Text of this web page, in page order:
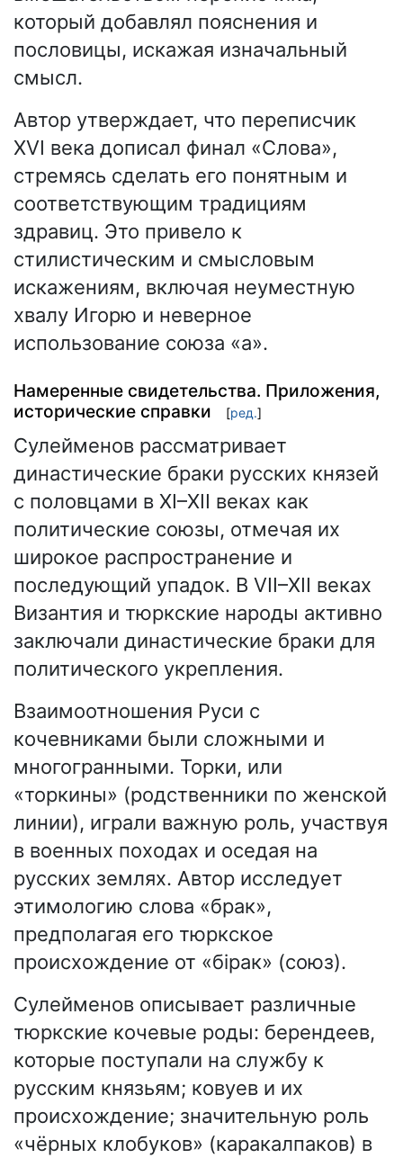
который добавлял пояснения и
пословицы, искажая изначальный
смысл.
Автор утверждает, что переписчик
XVI века дописал финал «Слова»,
стремясь сделать его понятным и
соответствующим традициям
здравиц. Это привело к
стилистическим и смысловым
искажениям, включая неуместную
хвалу Игорю и неверное
использование союза «а».
Намеренные свидетельства. Приложения,
исторические справки
[ред.]
Сулейменов рассматривает
династические браки русских князей
с половцами в XI–XII веках как
политические союзы, отмечая их
широкое распространение и
последующий упадок. В VII–XII веках
Византия и тюркские народы активно
заключали династические браки для
политического укрепления.
Взаимоотношения Руси с
кочевниками были сложными и
многогранными. Торки, или
«торкины» (родственники по женской
линии), играли важную роль, участвуя
в военных походах и оседая на
русских землях. Автор исследует
этимологию слова «брак»,
предполагая его тюркское
происхождение от «бiрак» (союз).
Сулейменов описывает различные
тюркские кочевые роды: берендеев,
которые поступали на службу к
русским князьям; ковуев и их
происхождение; значительную роль
«чёрных клобуков» (каракалпаков) в